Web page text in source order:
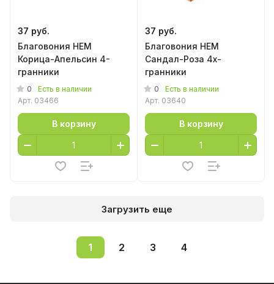
37 руб.
Благовония HEM
Корица-Апельсин 4-
гранники
0
Есть в наличии
Арт. 03466
В корзину
37 руб.
Благовония HEM
Сандал-Роза 4х-
гранники
0
Есть в наличии
Арт. 03640
В корзину
Загрузить еще
1 2 3 4